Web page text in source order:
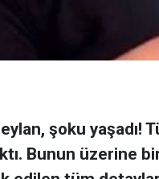
şoku yaşadı!
Bunun üzerine